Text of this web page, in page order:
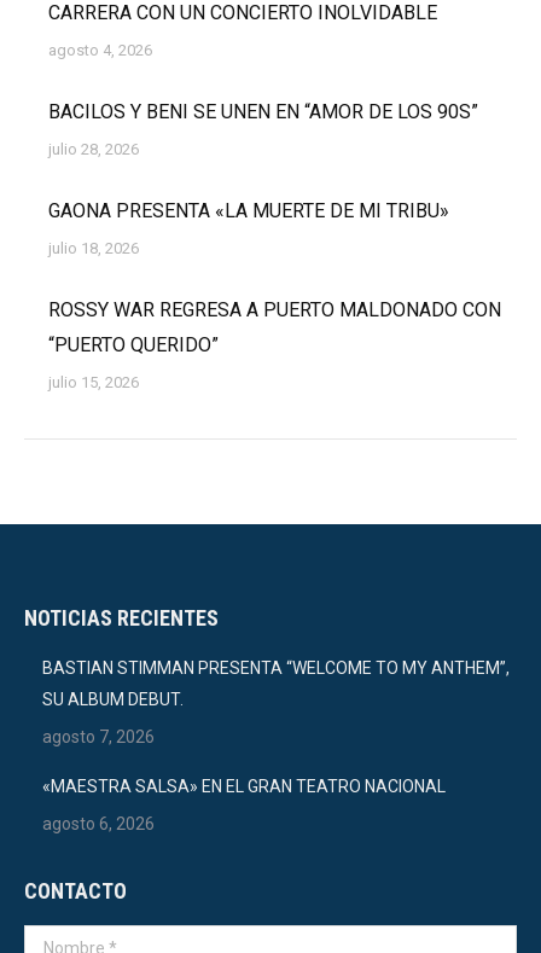
CARRERA CON UN CONCIERTO INOLVIDABLE
agosto 4, 2026
BACILOS Y BENI SE UNEN EN “AMOR DE LOS 90S”
julio 28, 2026
GAONA PRESENTA «LA MUERTE DE MI TRIBU»
julio 18, 2026
ROSSY WAR REGRESA A PUERTO MALDONADO CON
“PUERTO QUERIDO”
julio 15, 2026
NOTICIAS RECIENTES
BASTIAN STIMMAN PRESENTA “WELCOME TO MY ANTHEM”,
SU ALBUM DEBUT.
agosto 7, 2026
«MAESTRA SALSA» EN EL GRAN TEATRO NACIONAL
agosto 6, 2026
CONTACTO
Nombre *